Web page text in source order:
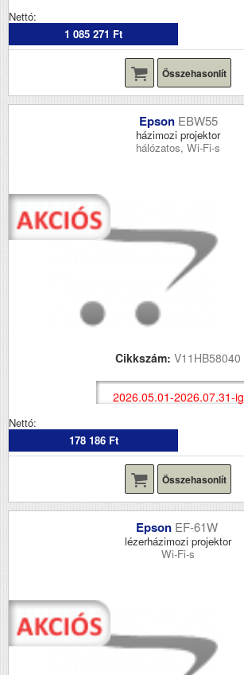
Nettó:
1 085 271 Ft
Összehasonlít
Epson EBW55
házimozi projektor
hálózatos, Wi-Fi-s
Cikkszám: V11HB58040
2026.05.01-2026.07.31-ig
Nettó:
178 186 Ft
Összehasonlít
Epson EF-61W
lézerházimozi projektor
Wi-Fi-s